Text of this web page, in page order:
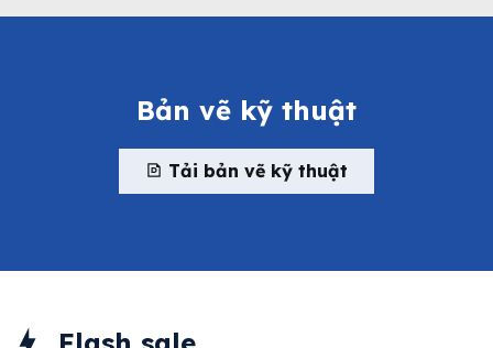
Bản vẽ kỹ thuật
Tải bản vẽ kỹ thuật